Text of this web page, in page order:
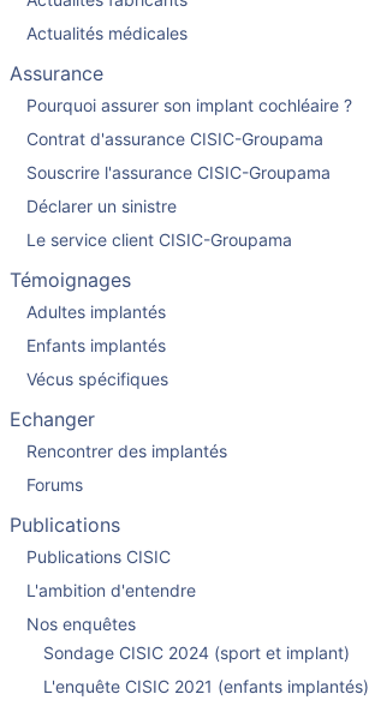
Actualités médicales
Assurance
Pourquoi assurer son implant cochléaire ?
Contrat d'assurance CISIC-Groupama
Souscrire l'assurance CISIC-Groupama
Déclarer un sinistre
Le service client CISIC-Groupama
Témoignages
Adultes implantés
Enfants implantés
Vécus spécifiques
Echanger
Rencontrer des implantés
Forums
Publications
Publications CISIC
L'ambition d'entendre
Nos enquêtes
Sondage CISIC 2024 (sport et implant)
L'enquête CISIC 2021 (enfants implantés)